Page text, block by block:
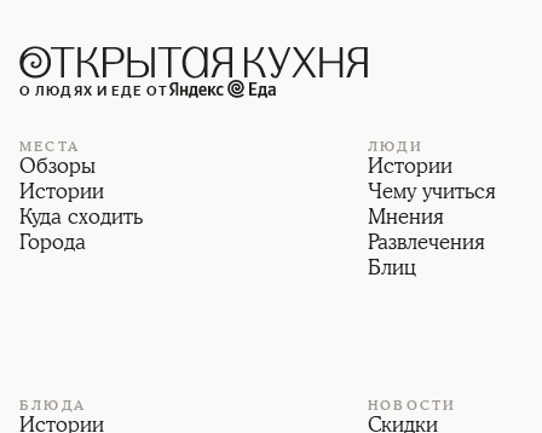
О ЛЮДЯХ И ЕДЕ ОТ
МЕСТА
Обзоры
Истории
Куда сходить
Города
ЛЮДИ
Истории
Чему учиться
Мнения
Развлечения
Блиц
БЛЮДА
Истории
НОВОСТИ
Скидки